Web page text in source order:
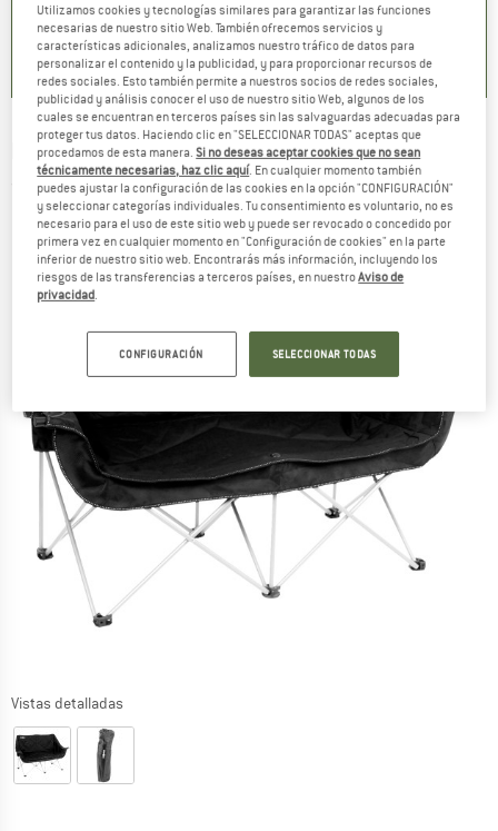
) 4,1(35)
5,0(2
BRUNNER -Action Sofa - Silla de camping
(0)
Vistas detalladas
Utilizamos cookies y tecnologías similares para garantizar las funciones
necesarias de nuestro sitio Web. También ofrecemos servicios y
características adicionales, analizamos nuestro tráfico de datos para
personalizar el contenido y la publicidad, y para proporcionar recursos de
redes sociales. Esto también permite a nuestros socios de redes sociales,
publicidad y análisis conocer el uso de nuestro sitio Web, algunos de los
cuales se encuentran en terceros países sin las salvaguardas adecuadas para
proteger tus datos. Haciendo clic en "SELECCIONAR TODAS" aceptas que
procedamos de esta manera.Si no deseas aceptar cookies que no sean
técnicamente necesarias, haz clic aquí. En cualquier momento también
puedes ajustar la configuración de las cookies en la opción "CONFIGURACIÓN"
y seleccionar categorías individuales. Tu consentimiento es voluntario, no es
necesario para el uso de este sitio web y puede ser revocado o concedido por
primera vez en cualquier momento en "Configuración de cookies" en la parte
inferior de nuestro sitio web. Encontrarás más información, incluyendo los
riesgos de las transferencias a terceros países, en nuestroAviso de
privacidad
CONFIGURACIÓN SELECCIONAR TODAS